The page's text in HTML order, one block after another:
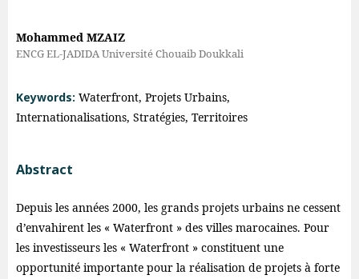
Mohammed MZAIZ
ENCG EL-JADIDA Université Chouaib Doukkali
Keywords: Waterfront, Projets Urbains,
Internationalisations, Stratégies, Territoires
Abstract
Depuis les années 2000, les grands projets urbains ne cessent
d’envahirent les « Waterfront » des villes marocaines. Pour
les investisseurs les « Waterfront » constituent une
opportunité importante pour la réalisation de projets à forte